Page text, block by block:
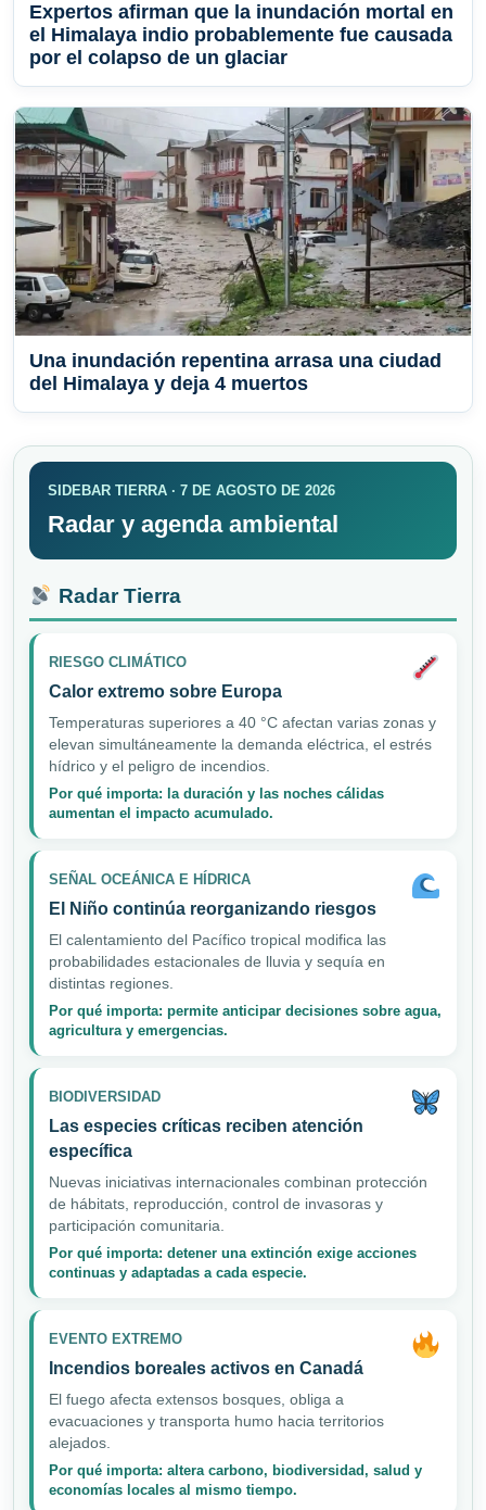
Expertos afirman que la inundación mortal en
el Himalaya indio probablemente fue causada
por el colapso de un glaciar
Una inundación repentina arrasa una ciudad
del Himalaya y deja 4 muertos
SIDEBAR TIERRA · 7 DE AGOSTO DE 2026
Radar y agenda ambiental
Radar Tierra
RIESGO CLIMÁTICO
Calor extremo sobre Europa
Temperaturas superiores a 40 °C afectan varias zonas y
elevan simultáneamente la demanda eléctrica, el estrés
hídrico y el peligro de incendios.
Por qué importa: la duración y las noches cálidas
aumentan el impacto acumulado.
SEÑAL OCEÁNICA E HÍDRICA
El Niño continúa reorganizando riesgos
El calentamiento del Pacífico tropical modifica las
probabilidades estacionales de lluvia y sequía en
distintas regiones.
Por qué importa: permite anticipar decisiones sobre agua,
agricultura y emergencias.
BIODIVERSIDAD
Las especies críticas reciben atención
específica
Nuevas iniciativas internacionales combinan protección
de hábitats, reproducción, control de invasoras y
participación comunitaria.
Por qué importa: detener una extinción exige acciones
continuas y adaptadas a cada especie.
EVENTO EXTREMO
Incendios boreales activos en Canadá
El fuego afecta extensos bosques, obliga a
evacuaciones y transporta humo hacia territorios
alejados.
Por qué importa: altera carbono, biodiversidad, salud y
economías locales al mismo tiempo.